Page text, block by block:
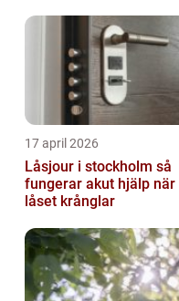
17 april 2026
Låsjour i stockholm så
fungerar akut hjälp när
låset krånglar